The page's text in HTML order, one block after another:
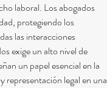
laboral. Los abogados
protegiendo los
las interacciones
exige un alto nivel de
un papel esencial en la
representación legal en una